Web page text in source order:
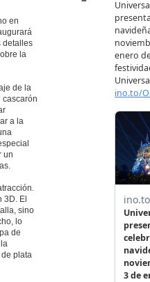
en
detalles
la
de la
cascarón
a la
un
3D. El
sino
lo
de
plata